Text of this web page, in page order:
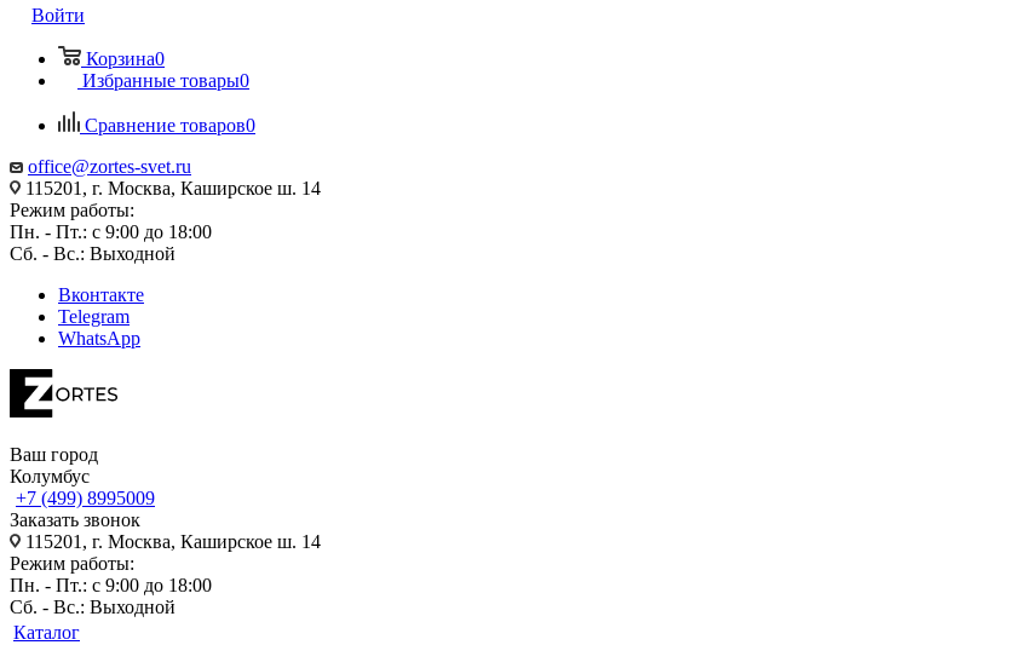
Войти
Корзина0
Избранные товары0
Сравнение товаров0
office@zortes-svet.ru
115201, г. Москва, Каширское ш. 14
Режим работы:
Пн. - Пт.: с 9:00 до 18:00
Сб. - Вс.: Выходной
Вконтакте
Telegram
WhatsApp
Ваш город
Колумбус
+7 (499) 8995009
Заказать звонок
115201, г. Москва, Каширское ш. 14
Режим работы:
Пн. - Пт.: с 9:00 до 18:00
Сб. - Вс.: Выходной
Каталог